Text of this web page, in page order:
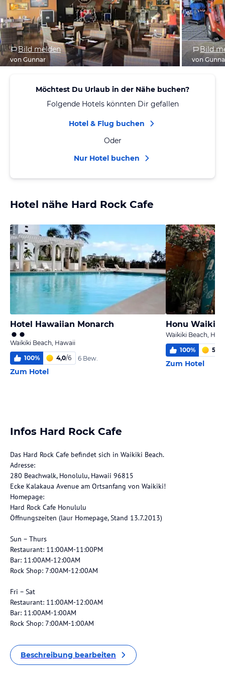
Bild melden
von Gunnar
Bild
von
Möchtest Du Urlaub in der Nähe buchen?
Folgende Hotels könnten Dir gefallen
Hotel & Flug buchen
Oder
Nur Hotel buchen
Hotel nähe Hard Rock Cafe
Hotel Hawaiian Monarch
Waikiki Beach, Hawaii
100% 4,0/6 6 Bew.
Zum Hotel
Honu Waikiki
Waikiki Beach,
100% 5,1
Zum Hotel
Infos Hard Rock Cafe
Das Hard Rock Cafe befindet sich in Waikiki Beach.
Adresse:
280 Beachwalk, Honolulu, Hawaii 96815
Ecke Kalakaua Avenue am Ortsanfang von Waikiki!
Homepage:
Hard Rock Cafe Honululu
Öffnungszeiten (laur Homepage, Stand 13.7.2013)
Sun – Thurs
Restaurant: 11:00AM-11:00PM
Bar: 11:00AM-12:00AM
Rock Shop: 7:00AM-12:00AM
Fri – Sat
Restaurant: 11:00AM-12:00AM
Bar: 11:00AM-1:00AM
Rock Shop: 7:00AM-1:00AM
Beschreibung bearbeiten